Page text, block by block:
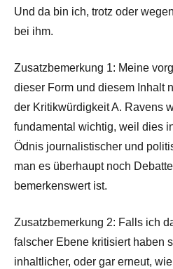
Und da bin ich, trotz oder
bei ihm.
Zusatzbemerkung 1: Meine
dieser Form und diesem Inhalt
der Kritikwürdigkeit A. Ravens
fundamental wichtig, weil dies
Ödnis journalistischer und
man es überhaupt noch
bemerkenswert ist.
Zusatzbemerkung 2: Falls ich
falscher Ebene kritisiert haben
inhaltlicher, oder gar erneut,